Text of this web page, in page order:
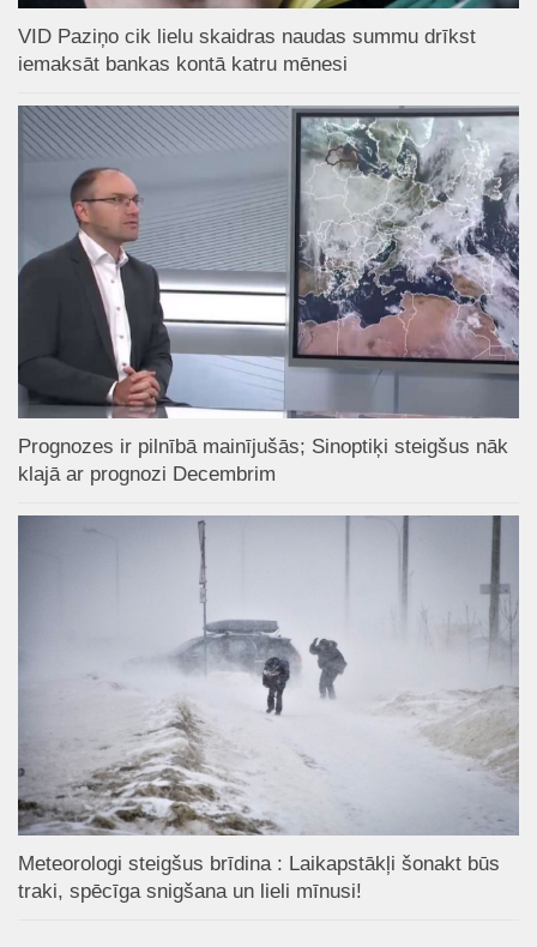
VID Paziņo cik lielu skaidras naudas summu drīkst
iemaksāt bankas kontā katru mēnesi
Prognozes ir pilnībā mainījušās; Sinoptiķi steigšus nāk
klajā ar prognozi Decembrim
Meteorologi steigšus brīdina : Laikapstākļi šonakt būs
traki, spēcīga snigšana un lieli mīnusi!